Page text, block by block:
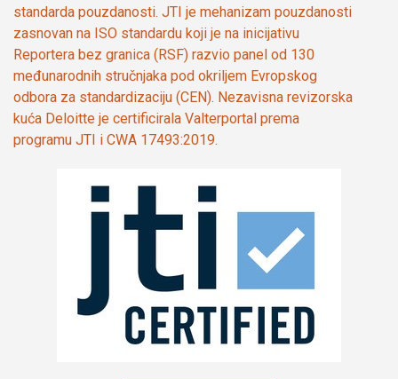
standarda pouzdanosti. JTI je mehanizam pouzdanosti
zasnovan na ISO standardu koji je na inicijativu
Reportera bez granica (RSF) razvio panel od 130
međunarodnih stručnjaka pod okriljem Evropskog
odbora za standardizaciju (CEN). Nezavisna revizorska
kuća Deloitte je certificirala Valterportal prema
programu JTI i CWA 17493:2019.